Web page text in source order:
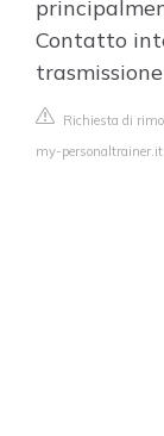
Contatto
Richiesta di
my-personaltrainer.it